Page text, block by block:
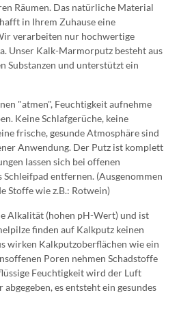
Räumen. Das natürliche Material
in Ihrem Zuhause eine
verarbeiten nur hochwertige
Unser Kalk-Marmorputz besteht aus
Substanzen und unterstützt ein
"atmen", Feuchtigkeit aufnehme
Keine Schlafgerüche, keine
frische, gesunde Atmosphäre sind
Anwendung. Der Putz ist komplett
lassen sich bei offenen
entfernen. (Ausgenommen
Stoffe wie z.B.: Rotwein)
Alkalität (hohen pH-Wert) und ist
finden auf Kalkputz keinen
wirken Kalkputzoberflächen wie ein
Poren nehmen Schadstoffe
Feuchtigkeit wird der Luft
es entsteht ein gesundes